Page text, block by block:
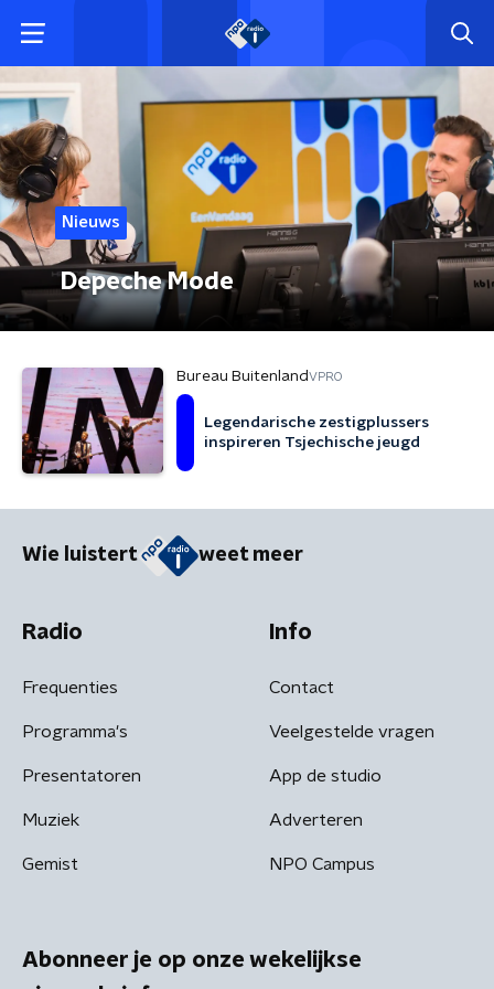
Nieuws
Depeche Mode
Bureau BuitenlandVPRO
Legendarische zestigplussers
inspireren Tsjechische jeugd
Wie luistert weet meer
Radio
Frequenties
Programma's
Presentatoren
Muziek
Gemist
Info
Contact
Veelgestelde vragen
App de studio
Adverteren
NPO Campus
Abonneer je op onze wekelijkse